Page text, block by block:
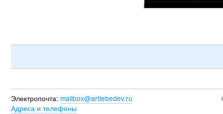
Электропочта: mailbox@artlebedev.ru
Адреса и телефоны